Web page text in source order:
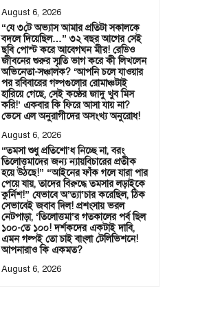
August 6, 2026
“যে ৩টে অভ্যাস আমার প্রতিটা সকালকে
বদলে দিয়েছিল…” ৩২ বছর আগের সেই
ছবি পোস্ট করে আবেগঘন মীর! রেডিও
জীবনের শুরুর স্মৃতি ভাগ করে কী লিখলেন
অভিনেতা-সঞ্চালক? ‘আপনি চলে যাওয়ার
পর রবিবারের গল্পগুলোর রোমাঞ্চটাই
হারিয়ে গেছে, সেই কণ্ঠের জাদু খুব মিস
করি!’ একবার কি ফিরে আসা যায় না?
ভেসে এল অনুরাগীদের অসংখ্য অনুরোধ!
August 6, 2026
“তমসা শুধু প্রতিশো’ধ নিচ্ছে না, বরং
তিলোত্তমাদের জন্য ন্যায়বিচারের প্রতীক
হয়ে উঠছে!” “আইনের ফাঁক গলে যারা পার
পেয়ে যায়, তাদের বিরুদ্ধে তমসার লড়াইকে
কুর্নিশ!” যেভাবে অ’ত্যা’চার করেছিল, ঠিক
সেভাবেই জবাব দিল! প্রশংসায় ভরল
নেটপাড়া, ‘তিলোত্তমা’র গতকালের পর্ব ছিল
১০০-তে ১০০! দর্শকদের একটাই দাবি,
এমন গল্পই তো চাই বাংলা টেলিভিশনে!
আপনারাও কি একমত?
August 6, 2026